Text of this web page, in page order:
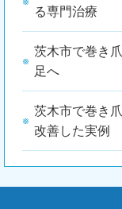
る専門治療
茨木市で巻き
足へ
茨木市で巻き
改善した実例